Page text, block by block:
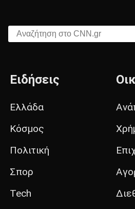
Αναζήτηση στο CNN.gr
Ειδήσεις
Ελλάδα
Κόσμος
Πολιτική
Σπορ
Tech